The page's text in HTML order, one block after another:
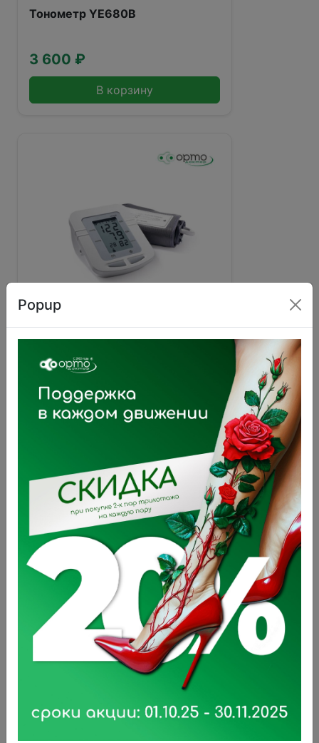
Тонометр YE680B
3 600 ₽
В корзину
Тонометр YE-660B
2 700 ₽
Тонометр цифровой LD23А
Popup